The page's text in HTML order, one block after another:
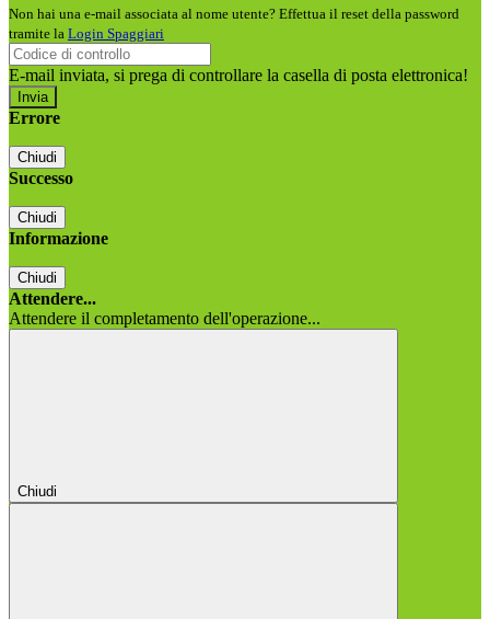
Non hai una e-mail associata al nome utente? Effettua il reset della password
tramite la Login Spaggiari
E-mail inviata, si prega di controllare la casella di posta elettronica!
Errore
Chiudi
Successo
Chiudi
Informazione
Chiudi
Attendere...
Attendere il completamento dell'operazione...
Chiudi